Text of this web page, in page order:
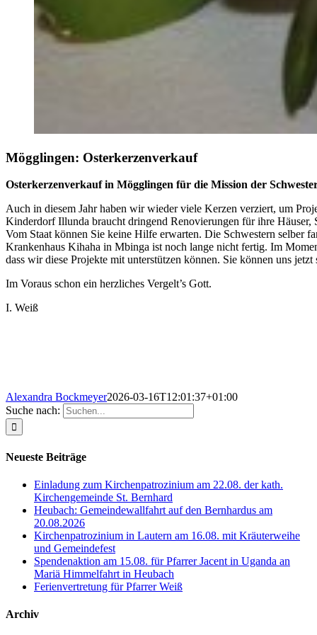
Mögglingen: Osterkerzenverkauf
Osterkerzenverkauf in Mögglingen für die Mission der
Auch in diesem Jahr haben wir wieder viele Kerzen verziert, um
Kinderdorf Illunda braucht dringend Renovierungen für ihre
Vom Staat können Sie keine Hilfe erwarten. Die Schwestern selber
Krankenhaus Kihaha in Mbinga ist noch lange nicht fertig. Im
dass wir diese Projekte mit unterstützen können. Sie können uns
Im Voraus schon ein herzliches Vergelt’s Gott.
I. Weiß
Alexandra Bockmeyer2026-03-16T12:01:37+01:00
Suche nach:
Neueste Beiträge
Einladung zum Kirchenpatrozinium am 22.08. der kath.
Kirchengemeinde St. Bernhard
Heubach: Gemeindewallfahrt auf den Bernhardus am
20.08.2026
Kirchenpatrozinium in Lautern am 16.08. mit Kräuterweihe
und Gemeindefest
Spendenaktion am 15.08. für Pfarrer Jacent in Uganda an
Mariä Himmelfahrt in Heubach
Ferienvertretung für Pfarrer Weiß
Archiv